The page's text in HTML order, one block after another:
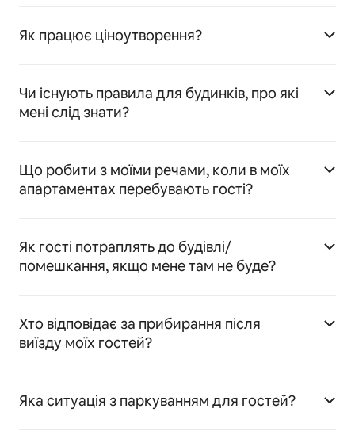
Як працює ціноутворення?
Чи існують правила для будинків, про які
мені слід знати?
Що робити з моїми речами, коли в моїх
апартаментах перебувають гості?
Як гості потраплять до будівлі/
помешкання, якщо мене там не буде?
Хто відповідає за прибирання після
виїзду моїх гостей?
Яка ситуація з паркуванням для гостей?